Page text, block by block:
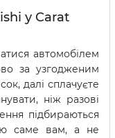
у Carat
автомобілем
за узгодженим
далі сплачуєте
ніж разові
підбираються
саме вам, а не